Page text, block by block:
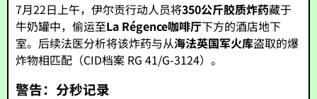
7月22日上午，伊尔贡行动人员将350公斤胶质炸药藏于
牛奶罐中，偷运至La Régence咖啡厅下方的酒店地下
室。后续法医分析将该炸药与从海法英国军火库盗取的爆
炸物相匹配（CID档案 RG 41/G-3124）。
警告：分秒记录